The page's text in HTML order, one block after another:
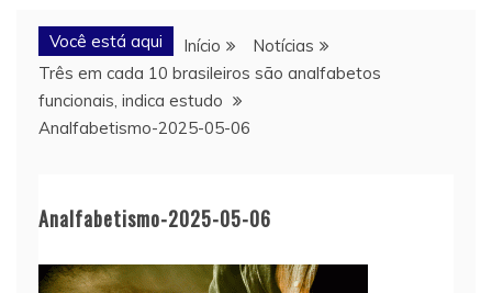
Você está aqui Início
Notícias
Três em cada 10 brasileiros são analfabetos
funcionais, indica estudo
Analfabetismo-2025-05-06
Analfabetismo-2025-05-06